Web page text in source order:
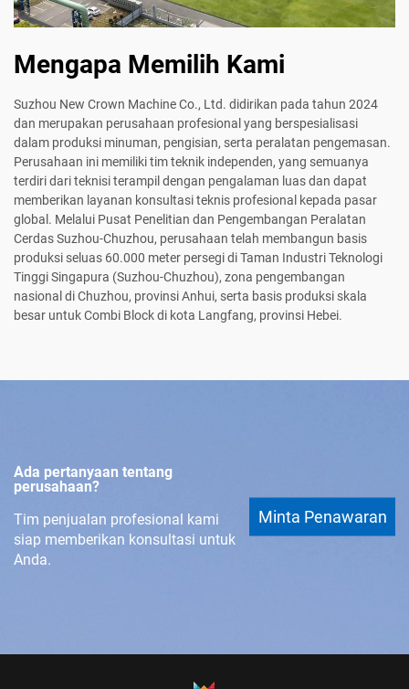
Mengapa Memilih Kami
Suzhou New Crown Machine Co., Ltd. didirikan pada tahun 2024
dan merupakan perusahaan profesional yang berspesialisasi
dalam produksi minuman, pengisian, serta peralatan pengemasan.
Perusahaan ini memiliki tim teknik independen, yang semuanya
terdiri dari teknisi terampil dengan pengalaman luas dan dapat
memberikan layanan konsultasi teknis profesional kepada pasar
global. Melalui Pusat Penelitian dan Pengembangan Peralatan
Cerdas Suzhou-Chuzhou, perusahaan telah membangun basis
produksi seluas 60.000 meter persegi di Taman Industri Teknologi
Tinggi Singapura (Suzhou-Chuzhou), zona pengembangan
nasional di Chuzhou, provinsi Anhui, serta basis produksi skala
besar untuk Combi Block di kota Langfang, provinsi Hebei.
Ada pertanyaan tentang
perusahaan?
Tim penjualan profesional kami
siap memberikan konsultasi untuk
Anda.
Minta Penawaran